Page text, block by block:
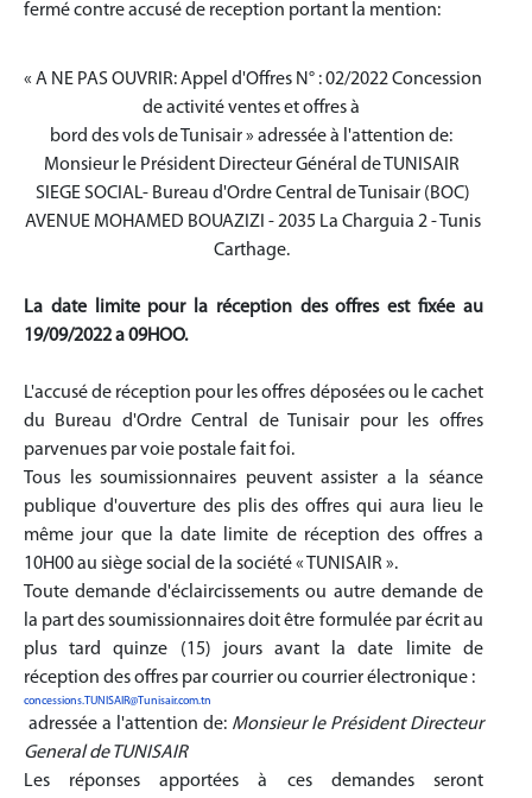
fermé contre accusé de reception portant la mention:
« A NE PAS OUVRIR: Appel d'Offres N° : 02/2022 Concession
de activité ventes et offres à
bord des vols de Tunisair » adressée à l'attention de:
Monsieur le Président Directeur Général de TUNISAIR
SIEGE SOCIAL- Bureau d'Ordre Central de Tunisair (BOC)
AVENUE MOHAMED BOUAZIZI - 2035 La Charguia 2 - Tunis
Carthage.
La date limite pour la réception des offres est fixée au
19/09/2022 a 09HOO.
L'accusé de réception pour les offres déposées ou le cachet
du Bureau d'Ordre Central de Tunisair pour les offres
parvenues par voie postale fait foi.
Tous les soumissionnaires peuvent assister a la séance
publique d'ouverture des plis des offres qui aura lieu le
même jour que la date limite de réception des offres a
10H00 au siège social de la société « TUNISAIR ».
Toute demande d'éclaircissements ou autre demande de
la part des soumissionnaires doit être formulée par écrit au
plus tard quinze (15) jours avant la date limite de
réception des offres par courrier ou courrier électronique :
concessions.TUNISAIR@Tunisair.com.tn
adressée a l'attention de: Monsieur le Président Directeur
General de TUNISAIR
Les réponses apportées à ces demandes seront